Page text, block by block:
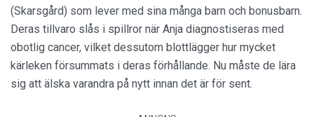
(Skarsgård) som lever med sina många barn och bonusbarn.
Deras tillvaro slås i spillror när Anja diagnostiseras med
obotlig cancer, vilket dessutom blottlägger hur mycket
kärleken försummats i deras förhållande. Nu måste de lära
sig att älska varandra på nytt innan det är för sent.